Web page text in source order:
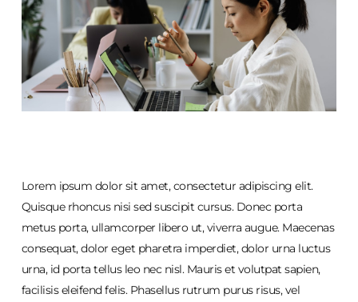
Lorem ipsum dolor sit amet, consectetur adipiscing elit.
Quisque rhoncus nisi sed suscipit cursus. Donec porta
metus porta, ullamcorper libero ut, viverra augue. Maecenas
consequat, dolor eget pharetra imperdiet, dolor urna luctus
urna, id porta tellus leo nec nisl. Mauris et volutpat sapien,
facilisis eleifend felis. Phasellus rutrum purus risus, vel